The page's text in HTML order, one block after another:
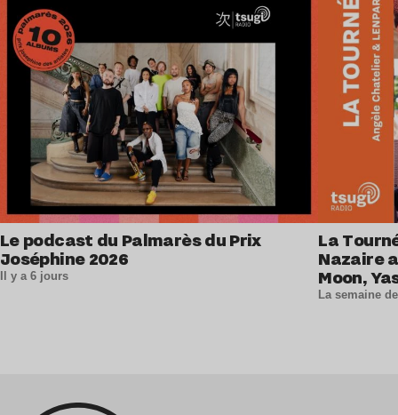
Le podcast du Palmarès du Prix
Joséphine 2026
Il y a 6 jours
La
Nazaire
Moon,
et La
La semaine